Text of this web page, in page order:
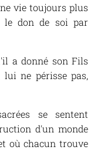
vie toujours plus
le don de soi par
a donné son Fils
ne périsse pas,
se sentent
d'un monde
où chacun trouve